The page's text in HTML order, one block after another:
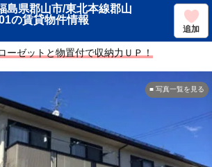
県郡山市/東北本線郡山
の賃貸物件情報
追加
ーゼットと物置付で収納力ＵＰ！
■ 写真一覧を見る